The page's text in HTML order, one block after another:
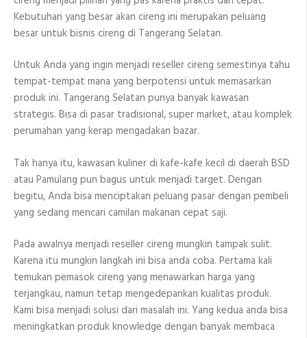
Kebutuhan yang besar akan cireng ini merupakan peluang
besar untuk bisnis cireng di Tangerang Selatan.
Untuk Anda yang ingin menjadi reseller cireng semestinya tahu
tempat-tempat mana yang berpotensi untuk memasarkan
produk ini. Tangerang Selatan punya banyak kawasan
strategis. Bisa di pasar tradisional, super market, atau komplek
perumahan yang kerap mengadakan bazar.
Tak hanya itu, kawasan kuliner di kafe-kafe kecil di daerah BSD
atau Pamulang pun bagus untuk menjadi target. Dengan
begitu, Anda bisa menciptakan peluang pasar dengan pembeli
yang sedang mencari camilan makanan cepat saji.
Pada awalnya menjadi reseller cireng mungkin tampak sulit.
Karena itu mungkin langkah ini bisa anda coba. Pertama kali
temukan pemasok cireng yang menawarkan harga yang
terjangkau, namun tetap mengedepankan kualitas produk.
Kami bisa menjadi solusi dari masalah ini. Yang kedua anda bisa
meningkatkan produk knowledge dengan banyak membaca